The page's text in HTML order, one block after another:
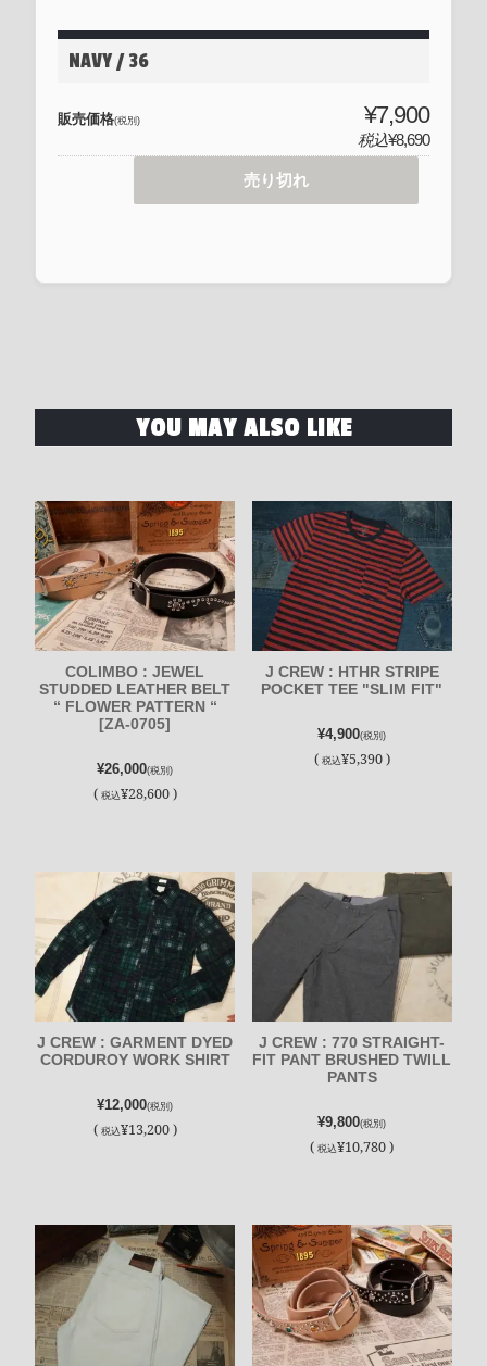
NAVY / 36
販売価格(税別) ¥7,900
税込¥8,690
売り切れ
YOU MAY ALSO LIKE
COLIMBO : JEWEL
STUDDED LEATHER BELT
“ FLOWER PATTERN “
[ZA-0705]
¥26,000(税別)
( 税込¥28,600 )
J CREW : HTHR STRIPE
POCKET TEE "SLIM FIT"
¥4,900(税別)
( 税込¥5,390 )
J CREW : GARMENT DYED
CORDUROY WORK SHIRT
¥12,000(税別)
( 税込¥13,200 )
J CREW : 770 STRAIGHT-
FIT PANT BRUSHED TWILL
PANTS
¥9,800(税別)
(税込¥10,780 )